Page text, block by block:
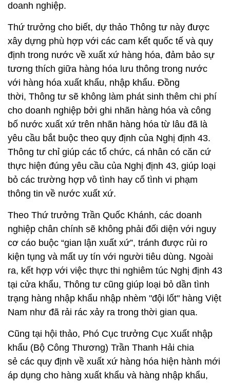
doanh nghiệp.
Thứ trưởng cho biết, dự thảo Thông tư này được
xây dựng phù hợp với các cam kết quốc tế và quy
định trong nước về xuất xứ hàng hóa, đảm bảo sự
tương thích giữa hàng hóa lưu thông trong nước
với hàng hóa xuất khẩu, nhập khẩu. Đồng
thời, Thông tư sẽ không làm phát sinh thêm chi phí
cho doanh nghiệp bởi ghi nhãn hàng hóa và công
bố nước xuất xứ trên nhãn hàng hóa từ lâu đã là
yêu cầu bắt buộc theo quy định của Nghị định 43.
Thông tư chỉ giúp các tổ chức, cá nhân có căn cứ
thực hiện đúng yêu cầu của Nghị định 43, giúp loại
bỏ các trường hợp vô tình hay cố tình vi phạm
thông tin về nước xuất xứ.
Theo Thứ trưởng Trần Quốc Khánh, các doanh
nghiệp chân chính sẽ không phải đối diện với nguy
cơ cáo buộc “gian lận xuất xứ”, tránh được rủi ro
kiện tụng và mất uy tín với người tiêu dùng. Ngoài
ra, kết hợp với việc thực thi nghiêm túc Nghị định 43
tại cửa khẩu, Thông tư cũng giúp loại bỏ dần tình
trạng hàng nhập khẩu nhập nhèm "đội lốt" hàng Việt
Nam như đã rải rác xảy ra trong thời gian qua.
Cũng tại hội thảo, Phó Cục trưởng Cục Xuất nhập
khẩu (Bộ Công Thương) Trần Thanh Hải chia
sẻ các quy định về xuất xứ hàng hóa hiện hành mới
áp dụng cho hàng xuất khẩu và hàng nhập khẩu,